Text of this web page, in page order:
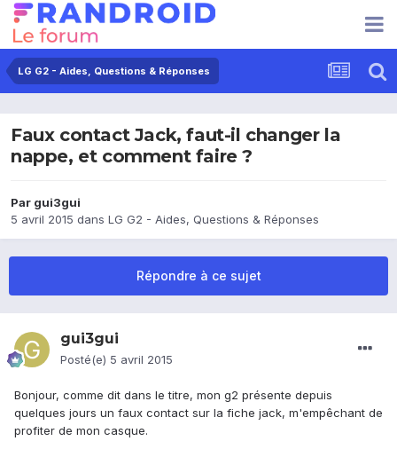
LG G2 - Aides, Questions & Réponses
Faux contact Jack, faut-il changer la
nappe, et comment faire ?
Par gui3gui
5 avril 2015 dans LG G2 - Aides, Questions & Réponses
Répondre à ce sujet
gui3gui
Posté(e) 5 avril 2015
Bonjour, comme dit dans le titre, mon g2 présente depuis
quelques jours un faux contact sur la fiche jack, m'empêchant de
profiter de mon casque.